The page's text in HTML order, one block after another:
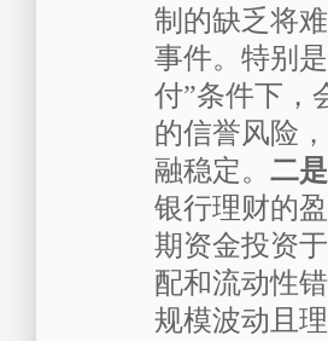
制的缺乏将
事件。特别
付”条件下，
的信誉风险
融稳定。 二是
银行理财的
期资金投资
配和流动性
规模波动且